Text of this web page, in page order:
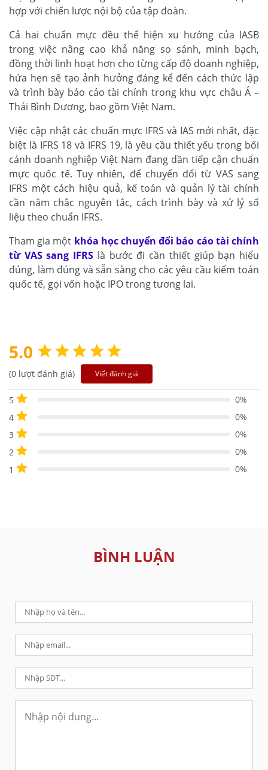
hợp với chiến lược nội bộ của tập đoàn.
Cả hai chuẩn mực đều thể hiện xu hướng của IASB
trong việc nâng cao khả năng so sánh, minh bạch,
đồng thời linh hoạt hơn cho từng cấp độ doanh nghiệp,
hứa hẹn sẽ tạo ảnh hưởng đáng kể đến cách thức lập
và trình bày báo cáo tài chính trong khu vực châu Á –
Thái Bình Dương, bao gồm Việt Nam.
Việc cập nhật các chuẩn mực IFRS và IAS mới nhất, đặc
biệt là IFRS 18 và IFRS 19, là yêu cầu thiết yếu trong bối
cảnh doanh nghiệp Việt Nam đang dần tiếp cận chuẩn
mực quốc tế. Tuy nhiên, để chuyển đổi từ VAS sang
IFRS một cách hiệu quả, kế toán và quản lý tài chính
cần nắm chắc nguyên tắc, cách trình bày và xử lý số
liệu theo chuẩn IFRS.
Tham gia một khóa học chuyển đổi báo cáo tài chính
từ VAS sang IFRS là bước đi cần thiết giúp bạn hiểu
đúng, làm đúng và sẵn sàng cho các yêu cầu kiểm toán
quốc tế, gọi vốn hoặc IPO trong tương lai.
5.0
(0 lượt đánh giá) Viết đánh giá
5
0%
4
0%
3
0%
2
0%
1
0%
BÌNH LUẬN